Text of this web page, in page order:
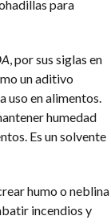
para
, por sus siglas en
un aditivo
uso en alimentos.
humedad
Es un solvente
humo o neblina
incendios y